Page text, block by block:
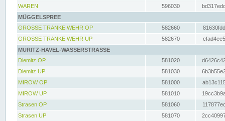
WAREN
596030
MÜGGELSPREE
GROSSE TRÄNKE WEHR OP
582660
GROSSE TRÄNKE WEHR UP
582670
MÜRITZ-HAVEL-WASSERSTRASSE
Diemitz OP
581020
Diemitz UP
581030
MIROW OP
581000
MIROW UP
581010
Strasen OP
581060
Strasen UP
581070